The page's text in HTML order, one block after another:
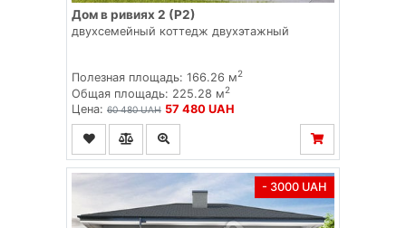
Дом в ривиях 2 (Р2)
двухсемейный коттедж двухэтажный
Полезная площадь: 166.26 м2
Общая площадь: 225.28 м2
Цена: 60 480 UAH 57 480 UAH
- 3000 UAH